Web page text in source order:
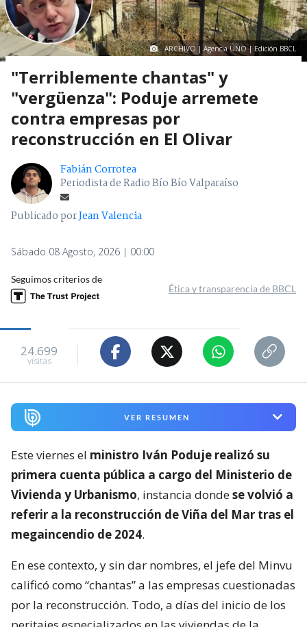
ARCHIVO | Agencia UNO | Edición BBCL
"Terriblemente chantas" y
"vergüenza": Poduje arremete
contra empresas por
reconstrucción en El Olivar
Fabián Corrotea
Periodista de Radio Bío Bío Valparaíso
Publicado porJean Valencia
Sábado 08 Agosto, 2026 | 00:00
Seguimos criterios de
Ética y transparencia de BBCL
24.699
visitas
VER RESUMEN
Este viernes el ministro Iván Poduje realizó su
primera cuenta pública a cargo del Ministerio de
Vivienda y Urbanismo, instancia dondese volvió a
referir a la reconstrucción de Viña del Mar tras el
megaincendio de 2024.
En ese contexto, y sin dar nombres, el jefe del Minvu
calificó como “chantas” a las empresas cuestionadas
por la reconstrucción. Todo, a días del inicio de los